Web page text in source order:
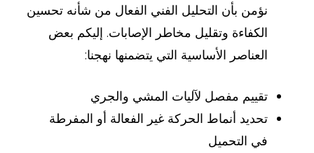
نؤمن بأن التحليل الفني الفعال من شأنه تحسين
الكفاءة وتقليل مخاطر الإصابات. إليكم بعض
العناصر الأساسية التي يتضمنها نهجنا:
تقييم مفصل لآليات المشي والجري
تحديد أنماط الحركة غير الفعالة أو المفرطة
في التحميل